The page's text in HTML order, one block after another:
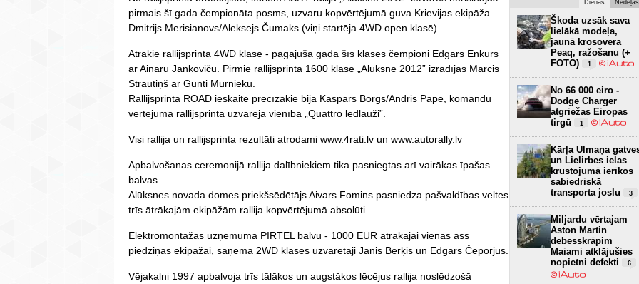
pirmais šī gada čempionāta posms, uzvaru kopvērtējumā guva Krievijas ekipāža
Dmitrijs Merisianovs/Aleksejs Čumaks (viņi startēja 4WD open klasē).
Ātrākie rallijsprinta 4WD klasē - pagājušā gada šīs klases čempioni Edgars Enkurs
ar Aināru Jankoviču. Pirmie rallijsprinta 1600 klasē „Alūksnē 2012” izrādījās Mārcis
Strautiņš ar Gunti Mūrnieku.
Rallijsprinta ROAD ieskaitē precīzākie bija Kaspars Borgs/Andris Pāpe, komandu
vērtējumā rallijsprintā uzvarēja vienība „Quattro ledlauži”.
Visi rallija un rallijsprinta rezultāti atrodami www.4rati.lv un www.autorally.lv
Apbalvošanas ceremonijā rallija dalībniekiem tika pasniegtas arī vairākas īpašas
balvas.
Alūksnes novada domes priekšsēdētājs Aivars Fomins pasniedza pašvaldības veltes
trīs ātrākajām ekipāžām rallija kopvērtējumā absolūti.
Elektromontāžas uzņēmuma PIRTEL balvu - 1000 EUR ātrākajai vienas ass
piedziņas ekipāžai, saņēma 2WD klases uzvarētāji Jānis Berķis un Edgars Čeporjus.
Vējakalni 1997 apbalvoja trīs tālākos un augstākos lēcējus rallija noslēdzošā
Dienas Nedēļas
Škoda uzsāk sava
lielākā modeļa,
jaunā krosovera
Peaq, ražošanu (+
FOTO)
1
No 66 000 eiro -
Dodge Charger
atgriežas Eiropas
tirgū
1
Kārļa Ulmaņa
un Lielirbes ielas
krustojumā ierīkos
sabiedriskā
transporta joslu
3
Miljardu vērtajam
Aston Martin
debesskrāpim
Maiami atklājušies
nopietni defekti
6